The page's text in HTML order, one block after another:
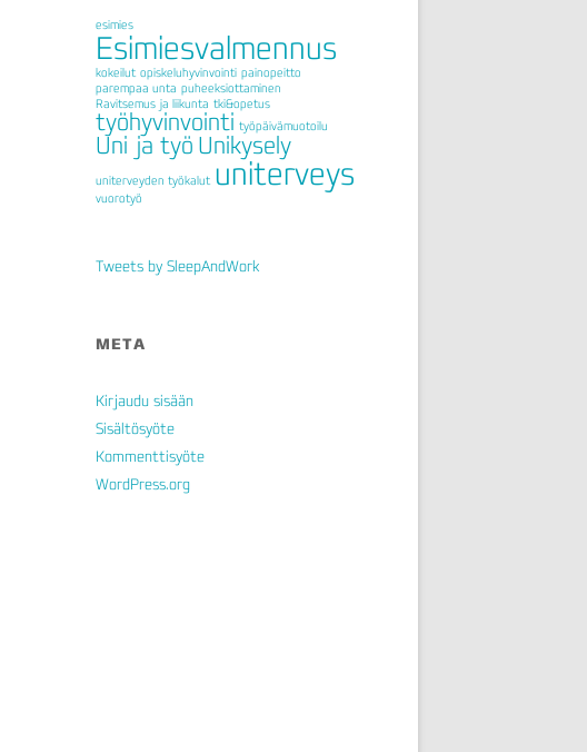
esimies
Esimiesvalmennus
kokeilut opiskeluhyvinvointi painopeitto
parempaa unta puheeksiottaminen
Ravitsemus ja liikunta tki&opetus
työhyvinvointi työpäivämuotoilu
Uni ja työ Unikysely
uniterveyden työkalut uniterveys
vuorotyö
Tweets by SleepAndWork
META
Kirjaudu sisään
Sisältösyöte
Kommenttisyöte
WordPress.org